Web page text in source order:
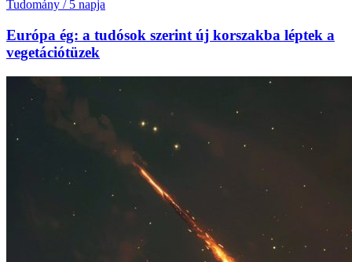
Tudomány / 5 napja
Európa ég: a tudósok szerint új korszakba léptek a
vegetációtüzek